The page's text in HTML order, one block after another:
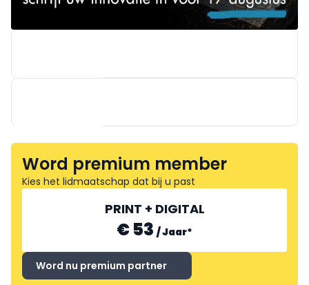
Word premium member
Kies het lidmaatschap dat bij u past
PRINT + DIGITAL
€ 53 /Jaar*
Word nu premium partner